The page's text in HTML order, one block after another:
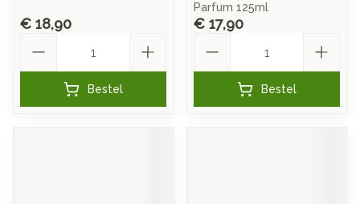
€ 18,90
Bestel
Parfum 125ml
€ 17,90
Bestel